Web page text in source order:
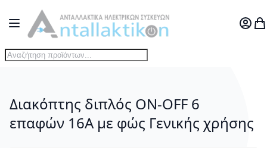
Μετάβαση στο περιεχόμενο
Toggle Nav
Ο
Διακόπτης διπλός ON-OFF 6
επαφών 16A με φώς Γενικής χρήσης